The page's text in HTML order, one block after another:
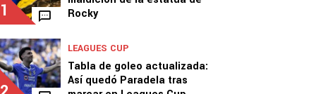
1
Rocky
LEAGUES CUP
Tabla de goleo actualizada:
Así quedó Paradela tras